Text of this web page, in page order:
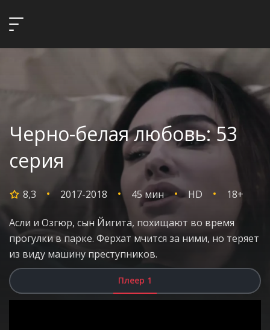
Черно-белая любовь: 53
серия
8,3 2017-2018 45 мин HD 18+
Асли и Озгюр, сын Йигита, похищают во время
прогулки в парке. Ферхат мчится за ними, но теряет
из виду машину преступников.
Плеер 1